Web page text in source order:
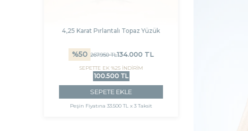
4,25 Karat Pırlantalı Topaz Yüzük
%50 267.950TL134.000 TL
SEPETTE EK %25 İNDİRİM
100.500 TL
SEPETE EKLE
Peşin Fiyatına 33.500 TL x 3 Taksit